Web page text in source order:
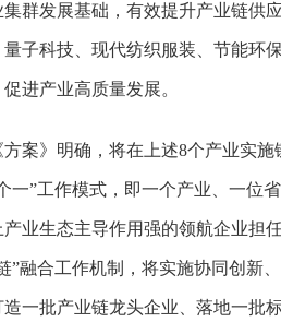
集群发展基础，有效提升产业链供
量子科技、现代纺织服装、节能环
进产业高质量发展。
方案》明确，将在上述8个产业实
一”工作模式，即一个产业、一位
产业生态主导作用强的领航企业担
”融合工作机制，将实施协同创新
一批产业链龙头企业、落地一批